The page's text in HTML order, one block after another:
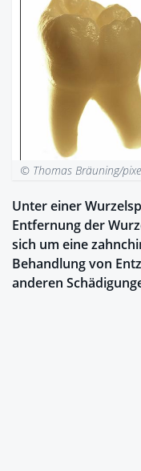
© Thomas Bräuning/
Unter einer
Entfernung der
sich um eine
Behandlung von
anderen